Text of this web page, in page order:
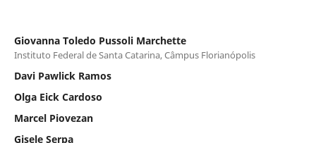
Giovanna Toledo Pussoli Marchette
Instituto Federal de Santa Catarina, Câmpus Florianópolis
Davi Pawlick Ramos
Olga Eick Cardoso
Marcel Piovezan
Gisele Serpa